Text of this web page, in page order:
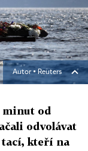
Autor ▪ Reuters
minut od
odvolávat
tací, kteří na